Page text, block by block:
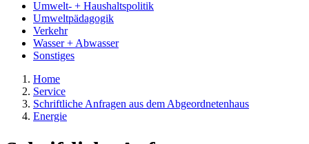
Umwelt- + Haushaltspolitik
Umweltpädagogik
Verkehr
Wasser + Abwasser
Sonstiges
Home
Service
Schriftliche Anfragen aus dem Abgeordnetenhaus
Energie